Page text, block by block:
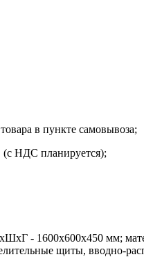
в пункте самовывоза;
НДС планируется);
- 1600x600x450 мм;
щиты, вводно-